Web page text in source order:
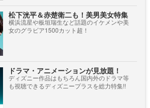
松下洸平＆赤楚衛二も！美男美女特集
横浜流星や板垣瑞生など話題のイケメンや美
女のグラビア1500カット超！
ドラマ・アニメーションが見放題！
ディズニー作品はもちろん国内外のドラマ等
も視聴できるディズニープラスを総力特集!!